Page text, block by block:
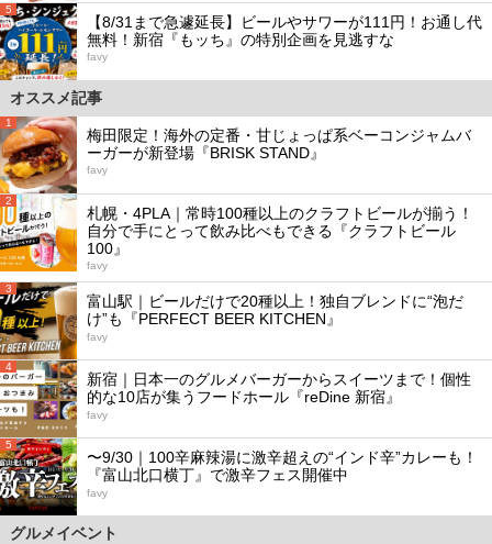
5
【8/31まで急遽延長】ビールやサワーが111円！お通し代
無料！新宿『もッち』の特別企画を見逃すな
favy
オススメ記事
1
梅田限定！海外の定番・甘じょっぱ系ベーコンジャムバ
ーガーが新登場『BRISK STAND』
favy
2
札幌・4PLA｜常時100種以上のクラフトビールが揃う！
自分で手にとって飲み比べもできる『クラフトビール
100』
favy
3
富山駅｜ビールだけで20種以上！独自ブレンドに“泡だ
け”も『PERFECT BEER KITCHEN』
favy
4
新宿｜日本一のグルメバーガーからスイーツまで！個性
的な10店が集うフードホール『reDine 新宿』
favy
5
〜9/30｜100辛麻辣湯に激辛超えの“インド辛”カレーも！
『富山北口横丁』で激辛フェス開催中
favy
グルメイベント